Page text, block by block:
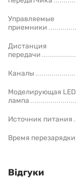
Управляемые
приемники
Дистанция
передачи
Каналы
Моделирующая LED
лампа
Источник питания
Время перезарядки
Відгуки